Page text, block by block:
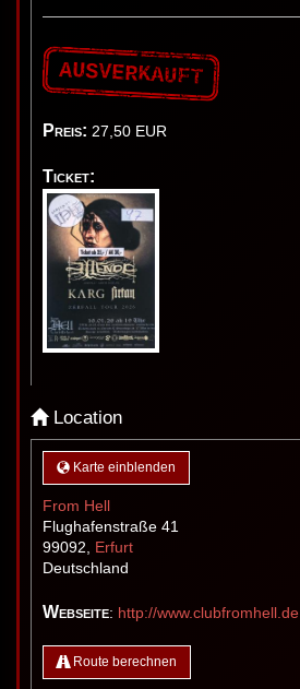
AUSVERKAUFT
Preis: 27,50 EUR
Ticket:
Location
Karte einblenden
From Hell
Flughafenstraße 41
99092
Erfurt
Deutschland
Webseite: http://www.clubfromhell.de
Route berechnen